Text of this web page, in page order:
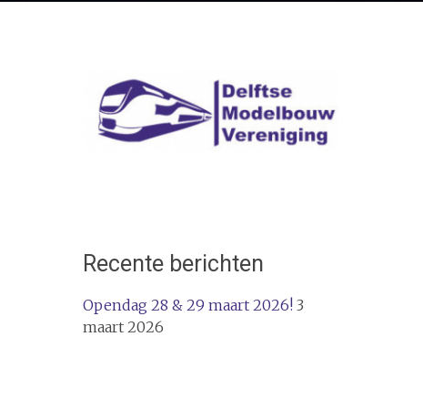
Recente berichten
Opendag 28 & 29 maart 2026! 3
maart 2026